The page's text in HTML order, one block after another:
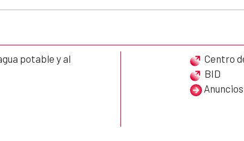
potable y al
Centro
BID